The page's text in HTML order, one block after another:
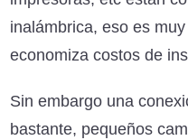
inalámbrica, eso es
economiza costos de
Sin embargo una
bastante, pequeños